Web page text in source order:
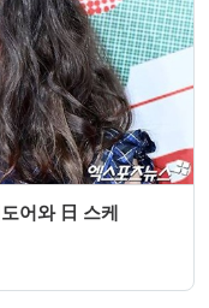
어와 日 스케